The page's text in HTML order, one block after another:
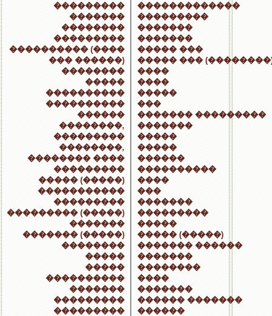
���������
�������
��������
���������
���������� (����
��� ������)
��������
�����
����������
����������
������
��������,
���������
��������,
�������� ����
���������
����� (�����)
�����������
���������
��������� (�����)
�������
������� (�����)
��������
�����
�����
����������
�������
���������
���������
�������������
���������
�������
�������
����� ���
����� ���
����
����
�����
���
������� ���������
�������
�����
�����
������
����������
����
���
�������
���������
�����
����� (�����)
������� ������
�������
��������
����
�������
������ �������
������